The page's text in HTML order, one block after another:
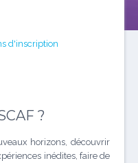
d'inscription
?
horizons, découvrir
inédites, faire de